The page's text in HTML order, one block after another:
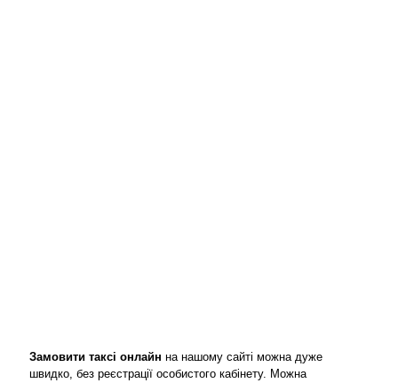
Замовити таксі онлайн на нашому сайті можна дуже
швидко, без реєстрації особистого кабінету. Можна